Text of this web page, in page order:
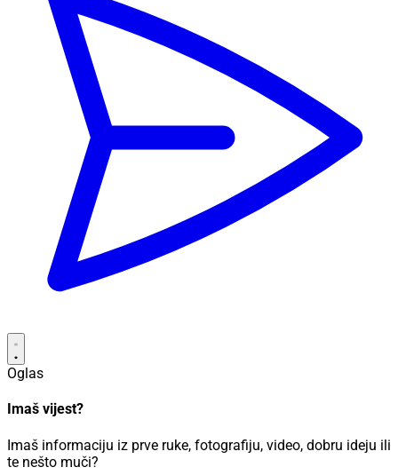
Oglas
Imaš vijest?
Imaš informaciju iz prve ruke, fotografiju, video, dobru ideju ili
te nešto muči?